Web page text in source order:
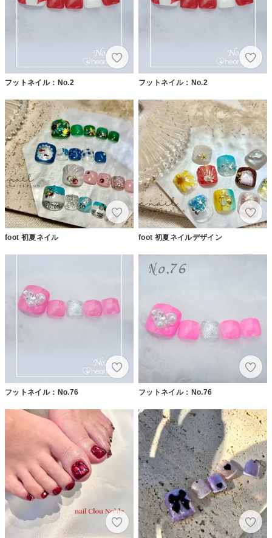
フットネイル：No.2 フットネイル：No.2
foot 初夏ネイル foot 初夏ネイルデザイン
フットネイル：No.76 フットネイル：No.76